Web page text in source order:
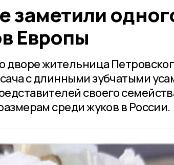
заметили
Европы
дворе жительница
с длинными зубчатыми
своего
среди жуков в России.